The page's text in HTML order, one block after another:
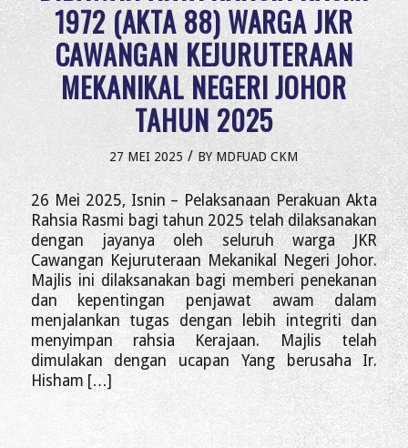
1972 (AKTA 88) WARGA JKR
CAWANGAN KEJURUTERAAN
MEKANIKAL NEGERI JOHOR
TAHUN 2025
27 MEI 2025 / BY MDFUAD CKM
26 Mei 2025, Isnin – Pelaksanaan Perakuan Akta
Rahsia Rasmi bagi tahun 2025 telah dilaksanakan
dengan jayanya oleh seluruh warga JKR
Cawangan Kejuruteraan Mekanikal Negeri Johor.
Majlis ini dilaksanakan bagi memberi penekanan
dan kepentingan penjawat awam dalam
menjalankan tugas dengan lebih integriti dan
menyimpan rahsia Kerajaan. Majlis telah
dimulakan dengan ucapan Yang berusaha Ir.
Hisham […]